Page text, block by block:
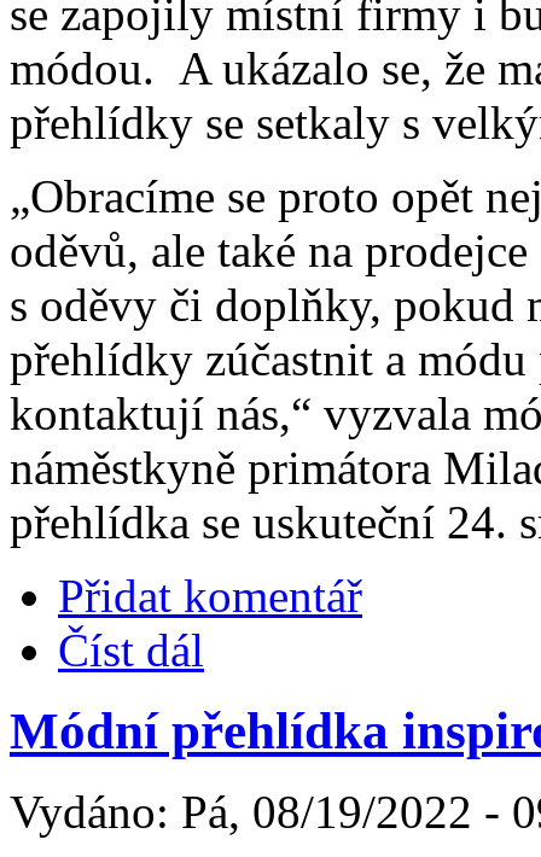
se zapojily místní firmy i
módou. A ukázalo se, že
přehlídky se setkaly s
„Obracíme se proto opět
oděvů, ale také na
s oděvy či doplňky, pokud
přehlídky zúčastnit a
kontaktují nás,“ vyzvala
náměstkyně primátora
přehlídka se uskuteční 24.
Přidat komentář
Číst dál
Módní přehlídka
Vydáno: Pá, 08/19/2022 -